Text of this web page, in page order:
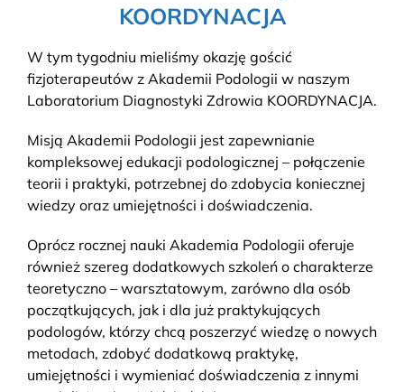
KOORDYNACJA
W tym tygodniu mieliśmy okazję gościć
fizjoterapeutów z Akademii Podologii w naszym
Laboratorium Diagnostyki Zdrowia KOORDYNACJA.
Misją Akademii Podologii jest zapewnianie
kompleksowej edukacji podologicznej – połączenie
teorii i praktyki, potrzebnej do zdobycia koniecznej
wiedzy oraz umiejętności i doświadczenia.
Oprócz rocznej nauki Akademia Podologii oferuje
również szereg dodatkowych szkoleń o charakterze
teoretyczno – warsztatowym, zarówno dla osób
początkujących, jak i dla już praktykujących
podologów, którzy chcą poszerzyć wiedzę o nowych
metodach, zdobyć dodatkową praktykę,
umiejętności i wymieniać doświadczenia z innymi